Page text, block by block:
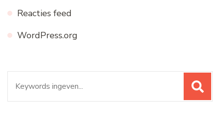
Reacties feed
WordPress.org
naar: